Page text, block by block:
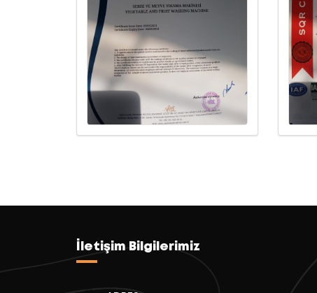
İletişim Bilgilerimiz